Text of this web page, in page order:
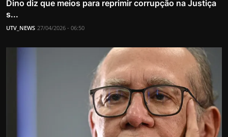
Dino diz que meios para reprimir corrupção na Justiça
s...
UTV_NEWS 27/04/2026 - 06:50